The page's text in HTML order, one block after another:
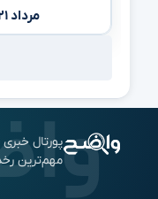
مرداد ۲۱, ۱۴۰۴
پورتال
مهم‌ترین